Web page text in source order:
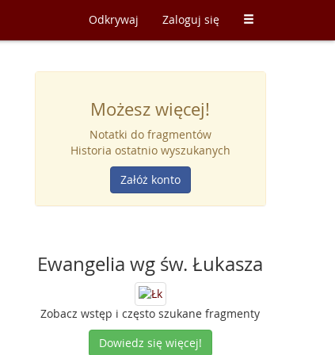
Odkrywaj Zaloguj się
Możesz więcej!
Notatki do fragmentów
Historia ostatnio wyszukanych
Załóż konto
Ewangelia wg św. Łukasza
Zobacz wstęp i często szukane fragmenty
Dowiedz się więcej!